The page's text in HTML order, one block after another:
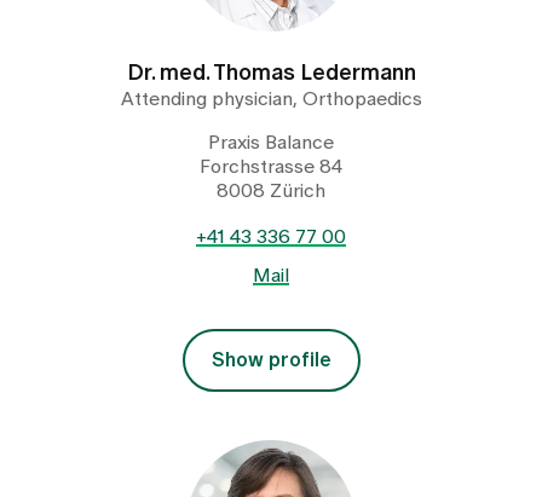
Dr. med. Thomas Ledermann
Attending physician, Orthopaedics
Praxis Balance
Forchstrasse 84
8008 Zürich
+41 43 336 77 00
Mail
Show profile